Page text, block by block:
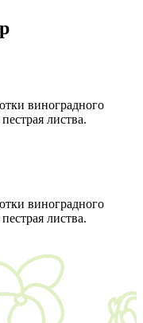
виноградного
листва.
виноградного
листва.